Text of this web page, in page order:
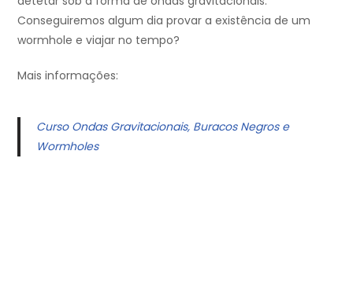
Conseguiremos algum dia provar a existência de um
wormhole e viajar no tempo?
Mais informações:
Curso Ondas Gravitacionais, Buracos Negros e
Wormholes